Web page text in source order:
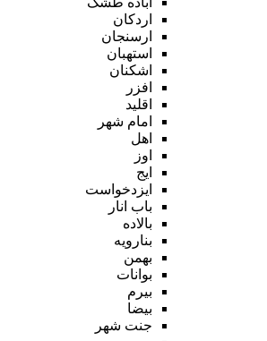
اردکان
ارسنجان
استهبان
اشکنان
افزر
اقلید
امام شهر
اهل
اوز
ایج
ایزدخواست
باب انار
بالاده
بنارویه
بهمن
بوانات
بیرم
بیضا
جنت شهر